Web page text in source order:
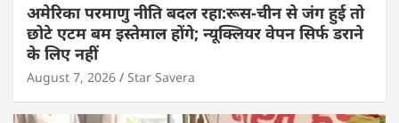
अमेरिका परमाणु नीति बदल रहा:रूस-चीन से जंग हुई तो
छोटे एटम बम इस्तेमाल होंगे; न्यूक्लियर वेपन सिर्फ डराने
के लिए नहीं
August 7, 2026 Star Savera